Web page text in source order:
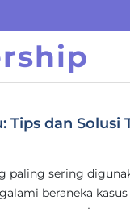
Tips dan Solusi
paling sering
beraneka